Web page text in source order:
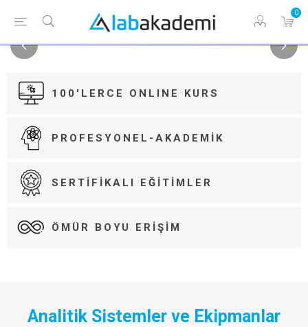
0
100'LERCE ONLINE KURS
PROFESYONEL-AKADEMIK
SERTIFIKALI EĞITIMLER
ÖMÜR BOYU ERIŞIM
Analitik Sistemler ve Ekipmanlar